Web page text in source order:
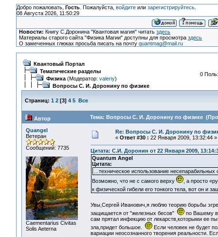
Добро пожаловать, Гость. Пожалуйста, войдитеили зарегистрируйтесь.
08 Августа 2026, 11:50:29
Новости: Книгу С.Доронина "Квантовая магия" читатьздесь
Материалы старого сайта "Физика Магии" доступны для просмотраздесь
О замеченных глюках просьба писать на почтуquantmag@mail.ru
Квантовый Портал
Тематические разделы
Физика(Модератор: valeriy)
Вопросы С. И. Доронину по физике
0
Страниц: 1 2[3] 4 5 Все
Автор Тема: Вопросы С. И. Доронину по физике
Quangel
Ветеран
Сообщений: 7735
Сaementarius Civitas
Solis Aeterna
Re: Вопросы С. И. Доронину по
« Ответ #30 : 22 Января 2009, 13:32:44 »
Цитата: С.И. Доронин от 22 Января 2009,
Quantum Angel
Цитата:
…техническое использование
Возможно, что не с самого верху
, а просто
к физической гибели его тонкого тела, вот он и
Увы,Сергей Иванович,я люблю теорию борьбы
защищается от "железных бесов"
по Вашему
сам прятал инфекцию от лекарств,которыми ее
зла,придет большое.
Если человек не будет
вариации неосознанного творения реальности.